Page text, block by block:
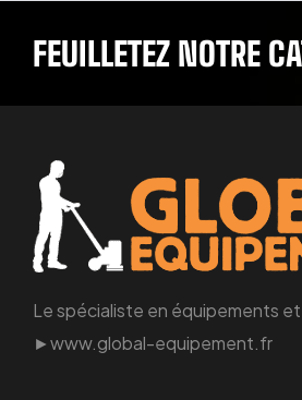
FEUILLETEZ NOTRE
Le spécialiste en équipements
►www.global-equipement.fr